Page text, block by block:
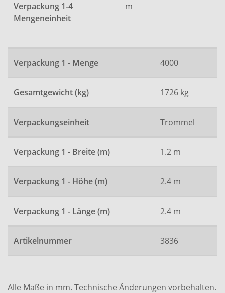
Verpackung 1-4
Mengeneinheit
m
Verpackung 1 - Menge 4000
Gesamtgewicht (kg) 1726 kg
Verpackungseinheit Trommel
Verpackung 1 - Breite (m) 1.2 m
Verpackung 1 - Höhe (m) 2.4 m
Verpackung 1 - Länge (m) 2.4 m
Artikelnummer 3836
Alle Maße in mm. Technische Änderungen vorbehalten.